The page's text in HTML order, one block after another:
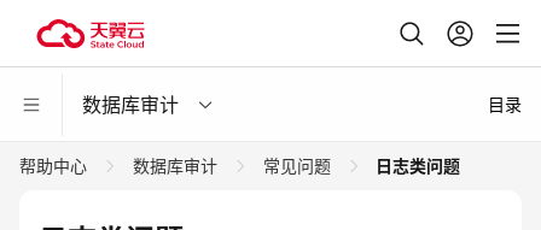
数据库审计 目录
帮助中心 数据库审计 常见问题 日志类问题